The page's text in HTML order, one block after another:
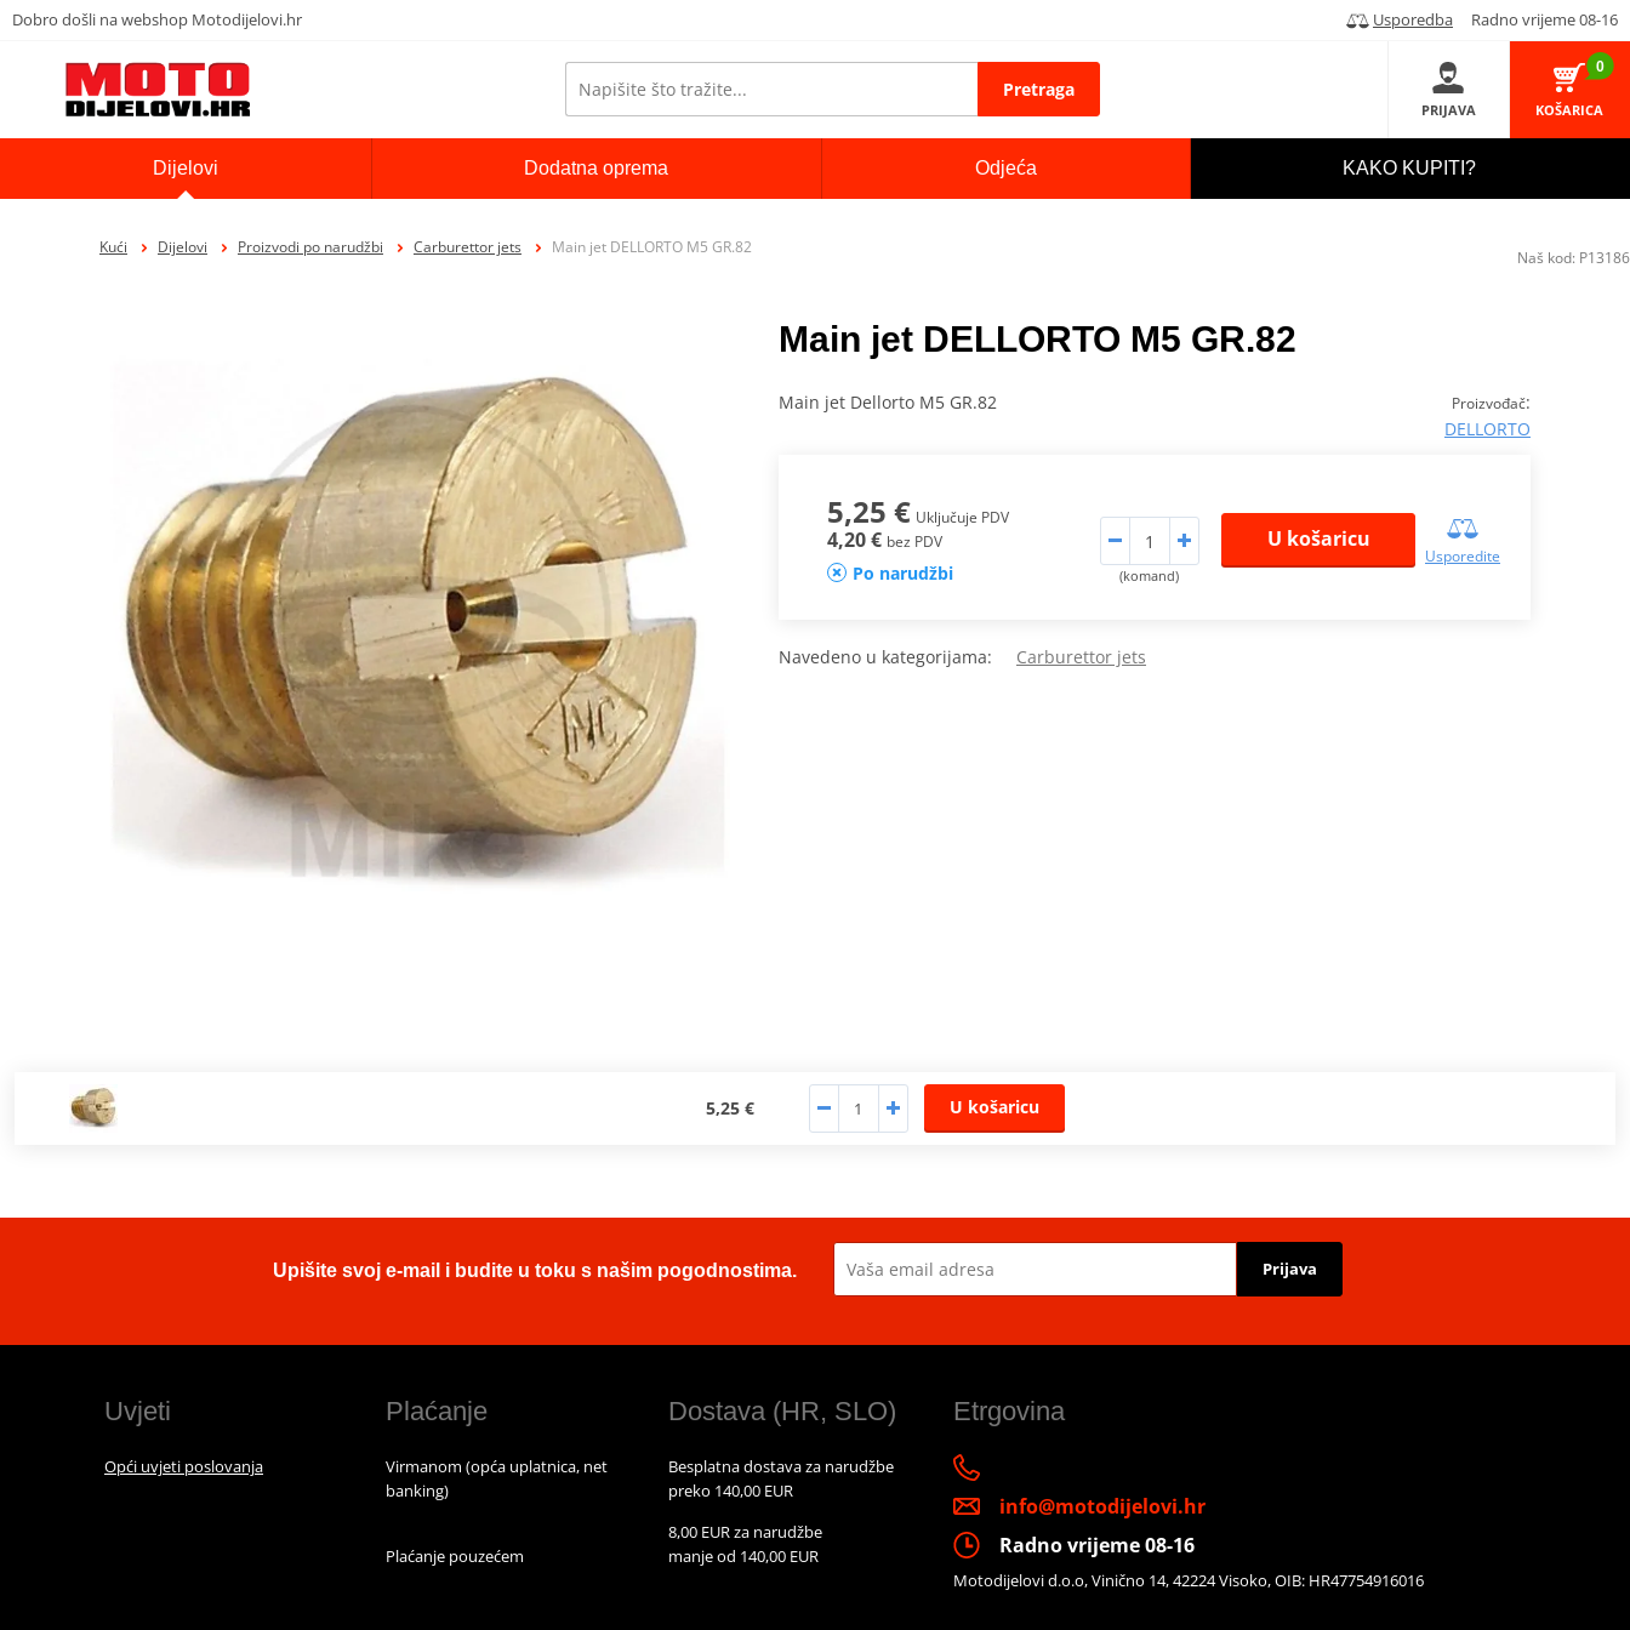
Dobro došli na webshop Motodijelovi.hr Usporedba Radno vrijeme 08-16
Pretraga
PRIJAVA
0
KOŠARICA
Dijelovi Dodatna oprema Odjeća KAKO KUPITI?
Kući Dijelovi Proizvodi po narudžbi Carburettor jets Main jet DELLORTO M5 GR.82
Main jet DELLORTO M5 GR.82
Proizvođač:
DELLORTO
Main jet Dellorto M5 GR.82
5,25 € Uključuje PDV
4,20 € bez PDV
Po narudžbi (komand)
U košaricu
Usporedite
Navedeno u kategorijama: Carburettor jets
5,25 € U košaricu
Naš kod: P13186
Upišite svoj e-mail i budite u toku s našim pogodnostima. Prijava
Uvjeti
Opći uvjeti poslovanja
Plaćanje
Virmanom (opća uplatnica, net
banking)
Plaćanje pouzećem
Dostava (HR, SLO)
Besplatna dostava za narudžbe
preko 140,00 EUR
8,00 EUR za narudžbe
manje od 140,00 EUR
Etrgovina
info@motodijelovi.hr
Radno vrijeme 08-16
Motodijelovi d.o.o, Vinično 14, 42224 Visoko, OIB: HR47754916016